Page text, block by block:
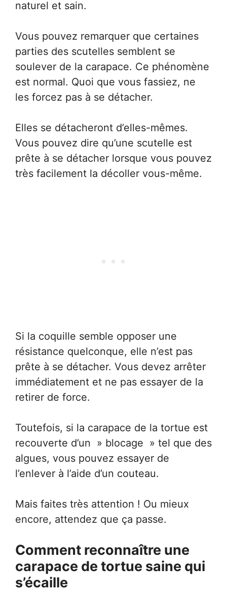
naturel et sain.
Vous pouvez remarquer que certaines
parties des scutelles semblent se
soulever de la carapace. Ce phénomène
est normal. Quoi que vous fassiez, ne
les forcez pas à se détacher.
Elles se détacheront d’elles-mêmes.
Vous pouvez dire qu’une scutelle est
prête à se détacher lorsque vous pouvez
très facilement la décoller vous-même.
Si la coquille semble opposer une
résistance quelconque, elle n’est pas
prête à se détacher. Vous devez arrêter
immédiatement et ne pas essayer de la
retirer de force.
Toutefois, si la carapace de la tortue est
recouverte d’un » blocage » tel que des
algues, vous pouvez essayer de
l’enlever à l’aide d’un couteau.
Mais faites très attention ! Ou mieux
encore, attendez que ça passe.
Comment reconnaître une
carapace de tortue saine qui
s’écaille